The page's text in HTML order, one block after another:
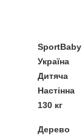
SportBaby
Україна
Дитяча
Настінна
130 кг
Дерево